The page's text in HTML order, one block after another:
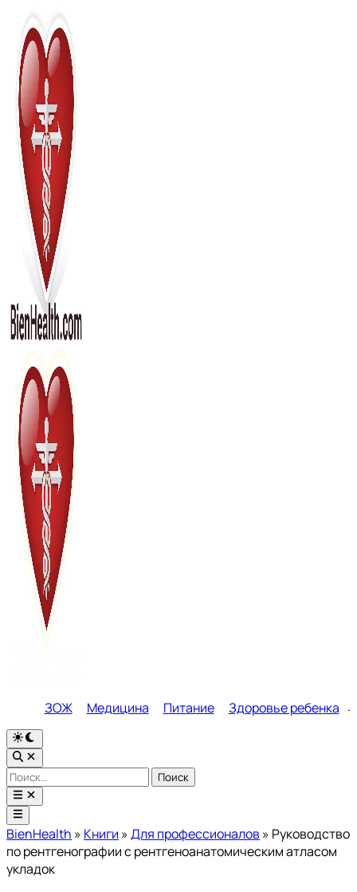
Перейти
содержимому
ЗОЖ Медицина Питание Здоровье ребенка
Переключить
на
тёмный
режим
Открыть
поиск
Найти:
Открыть
меню
Главное
меню
BienHealth » Книги »Для профессионалов » Руководство
по рентгенографии с рентгеноанатомическим атласом
укладок